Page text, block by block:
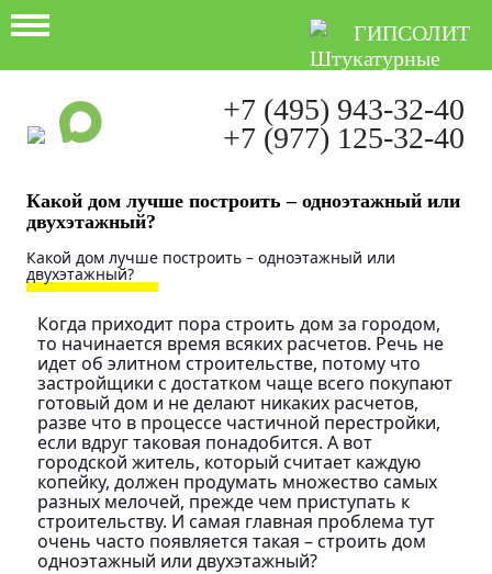
ГИПСОЛИТ
+7 (495) 943-32-40
+7 (977) 125-32-40
Какой дом лучше построить – одноэтажный или
двухэтажный?
Какой дом лучше построить – одноэтажный или
двухэтажный?
Когда приходит пора строить дом за городом,
то начинается время всяких расчетов. Речь не
идет об элитном строительстве, потому что
застройщики с достатком чаще всего покупают
готовый дом и не делают никаких расчетов,
разве что в процессе частичной перестройки,
если вдруг таковая понадобится. А вот
городской житель, который считает каждую
копейку, должен продумать множество самых
разных мелочей, прежде чем приступать к
строительству. И самая главная проблема тут
очень часто появляется такая – строить дом
одноэтажный или двухэтажный?